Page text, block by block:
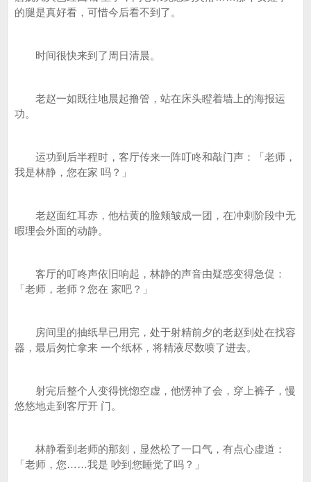
的腿是真好看，可惜今后看不到了。
时间很快来到了周日清晨。
老赵一如既往地晨起撸管，站在床头瞪着墙上的海报运
功。
运功到后半程时，客厅传来一阵叮咚和敲门声：「老师，
我是林静，您在家 吗？」
老赵面红耳赤，他枯黄的脸颊皱成一团，在冲刺阶段中无
暇理会外面的动静。
客厅的叮咚声依旧响起，林静的声音由疑惑变得急促：
「老师，老师？您在 家吧？」
房间里的抽纸早已用完，处于射精前夕的老赵到处在找容
器，最后匆忙拿来 一个纸杯，将精液尽数喷了进去。
射完后整个人变得恍惚空虚，他愣神了会，穿上裤子，慢
悠悠地走到客厅开 门。
林静看到老师的那刻，显然松了一口气，有点心虚道：
「老师，您……我是 吵到您睡觉了吗？」